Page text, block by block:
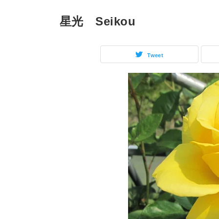
星光 Seikou
Tweet